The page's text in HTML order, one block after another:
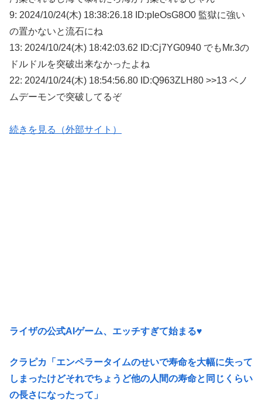
9: 2024/10/24(木) 18:38:26.18 ID:pIeOsG8O0 監獄に強い
の置かないと流石にね
13: 2024/10/24(木) 18:42:03.62 ID:Cj7YG0940 でもMr.3の
ドルドルを突破出来なかったよね
22: 2024/10/24(木) 18:54:56.80 ID:Q963ZLH80 >>13 ベノ
ムデーモンで突破してるぞ
続きを見る（外部サイト）
ライザの公式AIゲーム、エッチすぎて始まる♥
クラピカ「エンペラータイムのせいで寿命を大幅に失って
しまったけどそれでちょうど他の人間の寿命と同じくらい
の長さになったって」